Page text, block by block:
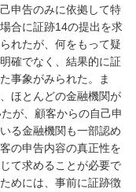
申告のみに依拠して特
合に証跡14の提出を求
れたが、何をもって疑
確でなく、結果的に証
事象がみられた。ま
ほとんどの金融機関が
が、顧客からの自己申
る金融機関も一部認め
の申告内容の真正性を
て求めることが必要で
めには、事前に証跡徴